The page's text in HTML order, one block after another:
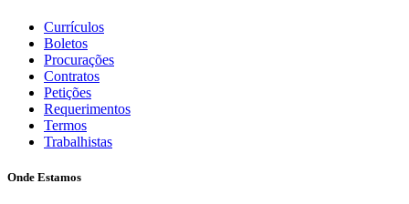
Currículos
Boletos
Procurações
Contratos
Petições
Requerimentos
Termos
Trabalhistas
Onde Estamos